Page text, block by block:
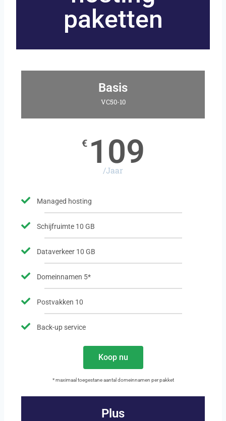
paketten
Basis
VC50-10
€ 109
/Jaar
Managed hosting
Schijfruimte 10 GB
Dataverkeer 10 GB
Domeinnamen 5*
Postvakken 10
Back-up service
Koop nu
* maximaal toegestane aantal domeinnamen per pakket
Plus